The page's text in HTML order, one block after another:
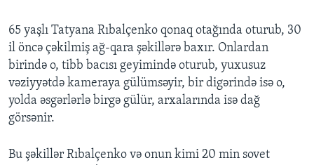
65 yaşlı Tatyana Rıbalçenko qonaq otağında oturub, 30
il öncə çəkilmiş ağ-qara şəkillərə baxır. Onlardan
birində o, tibb bacısı geyimində oturub, yuxusuz
vəziyyətdə kameraya gülümsəyir, bir digərində isə o,
yolda əsgərlərlə birgə gülür, arxalarında isə dağ
görsənir.
Bu şəkillər Rıbalçenko və onun kimi 20 min sovet